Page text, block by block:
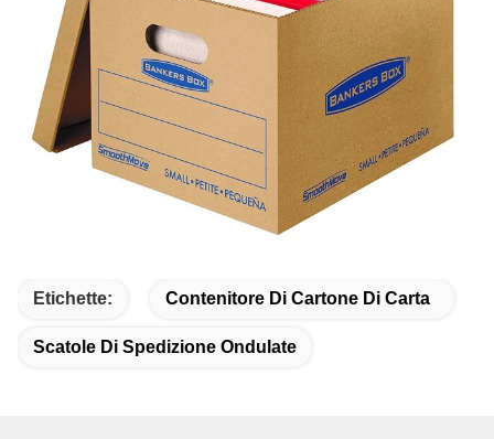
Etichette: Contenitore Di Cartone Di Carta
Scatole Di Spedizione Ondulate